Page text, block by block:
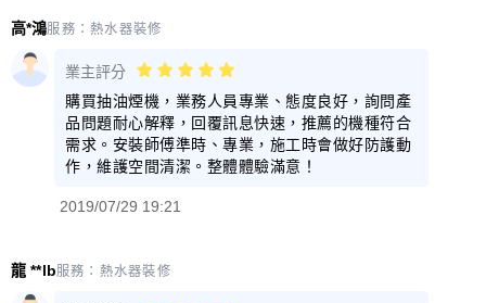
高*鴻服務：熱水器裝修
業主評分
購買抽油煙機，業務人員專業、態度良好，詢問產
品問題耐心解釋，回覆訊息快速，推薦的機種符合
需求。安裝師傅準時、專業，施工時會做好防護動
作，維護空間清潔。整體體驗滿意！
2019/07/29 19:21
龍 **lb服務： 熱水器裝修